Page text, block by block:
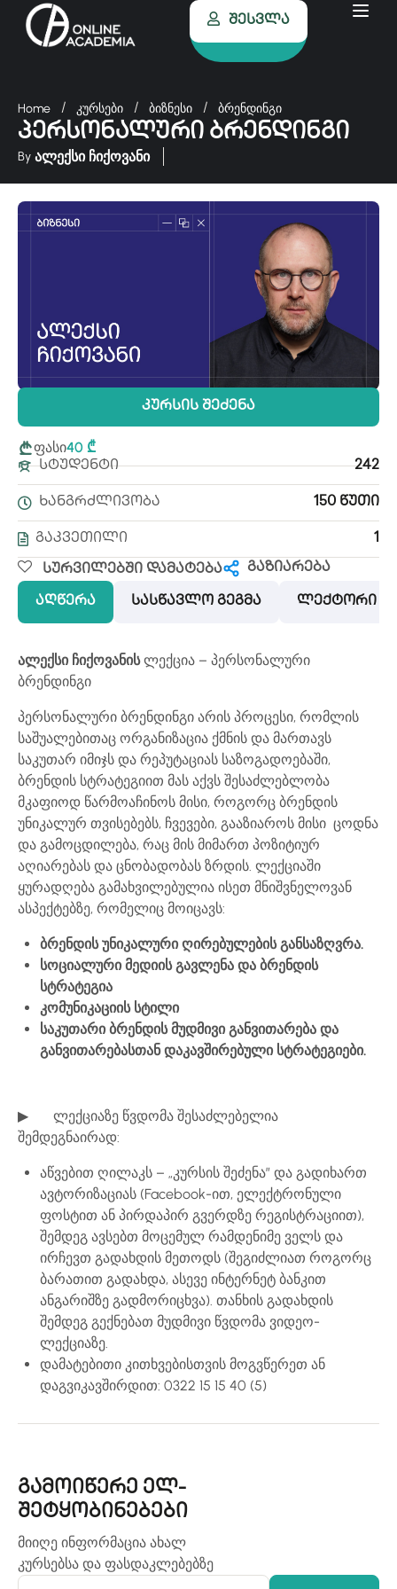
Შესვლა
Home კურსები ბიზნესი ბრენდინგი
პერსონალური ბრენდინგი
By ალექსი ჩიქოვანი
აღწერა სასწავლო გეგმა ლექტორი
ალექსი ჩიქოვანისლექცია – პერსონალური
ბრენდინგი
პერსონალური ბრენდინგი არის პროცესი, რომლის
საშუალებითაც ორგანიზაცია ქმნის და მართავს
საკუთარ იმიჯს და რეპუტაციას საზოგადოებაში,
ბრენდის სტრატეგიით მას აქვს შესაძლებლობა
მკაფიოდ წარმოაჩინოს მისი, როგორც ბრენდის
უნიკალურ თვისებებს, ჩვევები, გააზიაროს მისი ცოდნა
და გამოცდილება, რაც მის მიმართ პოზიტიურ
აღიარებას და ცნობადობას ზრდის. ლექციაში
ყურადღება გამახვილებულია ისეთ მნიშვნელოვან
ასპექტებზე, რომელიც მოიცავს:
ბრენდის უნიკალური ღირებულების განსაზღვრა.
სოციალური მედიის გავლენა და ბრენდის
სტრატეგია
კომუნიკაციის სტილი
საკუთარი ბრენდის მუდმივი განვითარება და
განვითარებასთან დაკავშირებული სტრატეგიები.
▶ ლექციაზე წვდომა შესაძლებელია
შემდეგნაირად:
აწვებით ღილაკს – „კურსის შეძენა” და გადიხართ
ავტორიზაციას (Facebook-ით, ელექტრონული
ფოსტით ან პირდაპირ გვერდზე რეგისტრაციით),
შემდეგ ავსებთ მოცემულ რამდენიმე ველს და
ირჩევთ გადახდის მეთოდს (შეგიძლიათ როგორც
ბარათით გადახდა, ასევე ინტერნეტ ბანკით
ანგარიშზე გადმორიცხვა). თანხის გადახდის
შემდეგ გექნებათ მუდმივი წვდომა ვიდეო-
ლექციაზე.
დამატებითი კითხვებისთვის მოგვწერეთ ან
დაგვიკავშირდით: 0322 15 15 40 (5)
Კურსის Შეძენა
ფასი40 ₾
242
Სტუდენტი
Ხანგრძლივობა 150 Წუთი
1
Გაკვეთილი
Სურვილებში Დამატება გაზიარება
გამოიწერე ელ-
შეტყობინებები
მიიღე ინფორმაცია ახალ
კურსებსა და ფასდაკლებებზე